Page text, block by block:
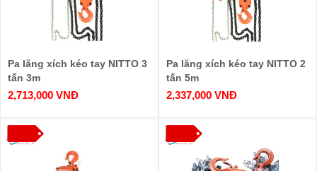
Pa lăng xích kéo tay NITTO 3
tấn 3m
2,713,000 VNĐ
Pa lăng xích kéo tay NITTO 2
tấn 5m
2,337,000 VNĐ